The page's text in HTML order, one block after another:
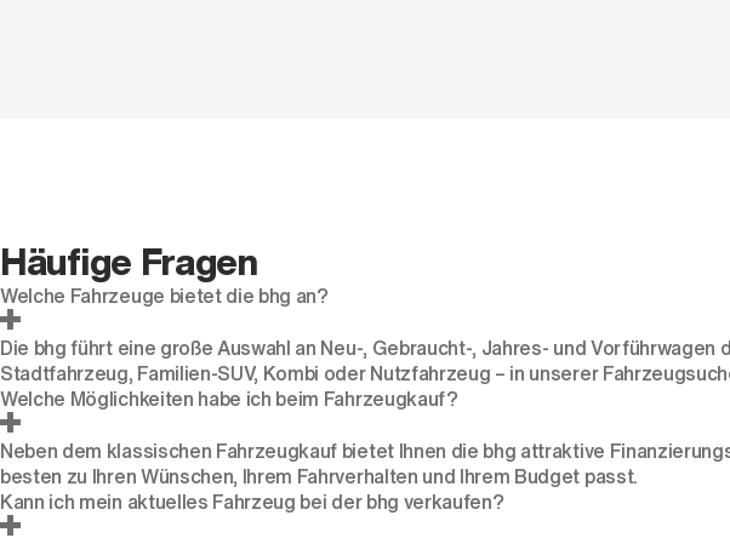
Häufige Fragen
Welche Fahrzeuge bietet die bhg an?
Die bhg führt eine große Auswahl an Neu-, Gebraucht-, Jahres- und
Stadtfahrzeug, Familien-SUV, Kombi oder Nutzfahrzeug – in unserer
Welche Möglichkeiten habe ich beim Fahrzeugkauf?
Neben dem klassischen Fahrzeugkauf bietet Ihnen die bhg attraktive
besten zu Ihren Wünschen, Ihrem Fahrverhalten und Ihrem Budget passt.
Kann ich mein aktuelles Fahrzeug bei der bhg verkaufen?